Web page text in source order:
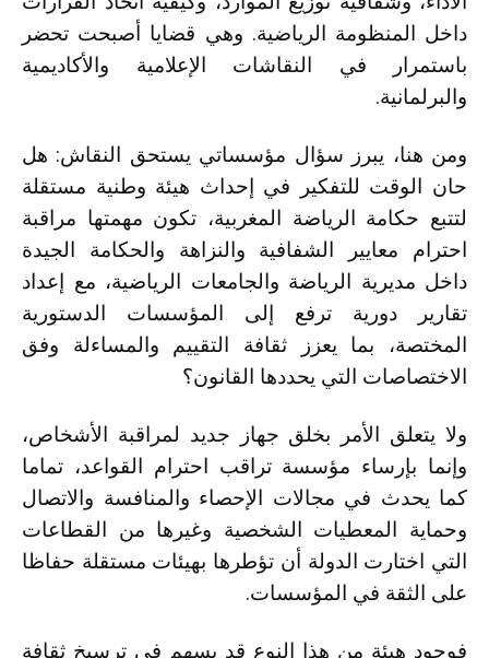
داخل المنظومة الرياضية. وهي قضايا أصبحت تحضر
باستمرار في النقاشات الإعلامية والأكاديمية
والبرلمانية.
ومن هنا، يبرز سؤال مؤسساتي يستحق النقاش: هل
حان الوقت للتفكير في إحداث هيئة وطنية مستقلة
لتتبع حكامة الرياضة المغربية، تكون مهمتها مراقبة
احترام معايير الشفافية والنزاهة والحكامة الجيدة
داخل مديرية الرياضة والجامعات الرياضية، مع إعداد
تقارير دورية ترفع إلى المؤسسات الدستورية
المختصة، بما يعزز ثقافة التقييم والمساءلة وفق
الاختصاصات التي يحددها القانون؟
ولا يتعلق الأمر بخلق جهاز جديد لمراقبة الأشخاص،
وإنما بإرساء مؤسسة تراقب احترام القواعد، تماما
كما يحدث في مجالات الإحصاء والمنافسة والاتصال
وحماية المعطيات الشخصية وغيرها من القطاعات
التي اختارت الدولة أن تؤطرها بهيئات مستقلة حفاظا
على الثقة في المؤسسات.
فوجود هيئة من هذا النوع قد يسهم في ترسيخ ثقافة